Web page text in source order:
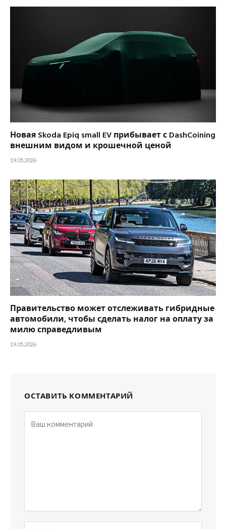
Новая Skoda Epiq small EV прибывает с DashCoining
внешним видом и крошечной ценой
19.05.2026
Правительство может отслеживать гибридные
автомобили, чтобы сделать налог на оплату за
милю справедливым
19.05.2026
ОСТАВИТЬ КОММЕНТАРИЙ